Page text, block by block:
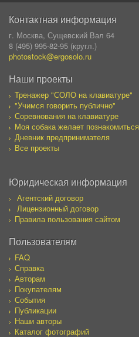
Контактная информация
г. Москва, Сущевский Вал 64
8 (495) 995-82-95 (кругл.)
photostock@ergosolo.ru
Наши проекты
Тренажер "СОЛО на клавиатуре"
"Учимся говорить публично"
Соревнования на клавиатуре
Моя собака желает познакомиться
Дневник предпринимателя
Все проекты
Юридическая информация
Агентский договор
Лицензионный договор
Правила пользования сайтом
Пользователям
FAQ
Справка
Авторам
Покупателям
События
Публикации
Наши авторы
Каталог фотографий